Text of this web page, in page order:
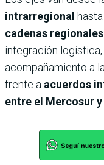
intrarregional hasta
cadenas
integración
acompañamiento a
frente a acuerdos
entre el Mercosur